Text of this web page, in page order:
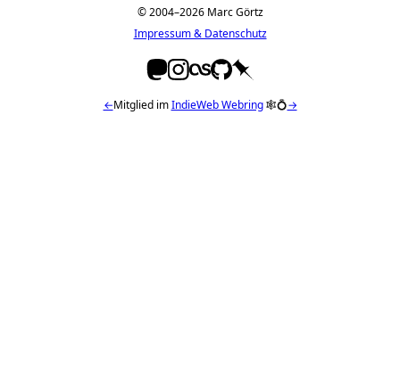
© 2004–2026 Marc Görtz
Impressum & Datenschutz
←Mitglied imIndieWeb Webring🕸💍→